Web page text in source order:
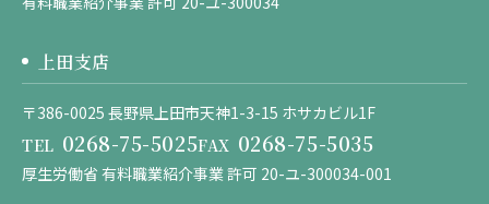
上田支店
〒386-0025 長野県上田市天神1-3-15 ホサカビル1F
TEL 0268-75-5025FAX 0268-75-5035
厚生労働省 有料職業紹介事業 許可 20-ユ-300034-001